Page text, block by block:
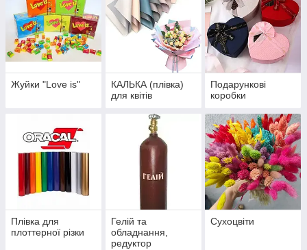
Жуйки "Love is"
КАЛЬКА (плівка)
для квітів
Подарункові
коробки
Плівка для
плоттерної різки
Гелій та
обладнання,
редуктор
Сухоцвіти